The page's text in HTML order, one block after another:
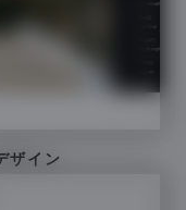
ザイン